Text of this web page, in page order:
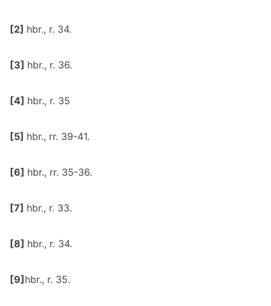
[2] hbr., r. 34.
[3] hbr., r. 36.
[4] hbr., r. 35
[5] hbr., rr. 39-41.
[6] hbr., rr. 35-36.
[7] hbr., r. 33.
[8] hbr., r. 34.
[9]hbr., r. 35.